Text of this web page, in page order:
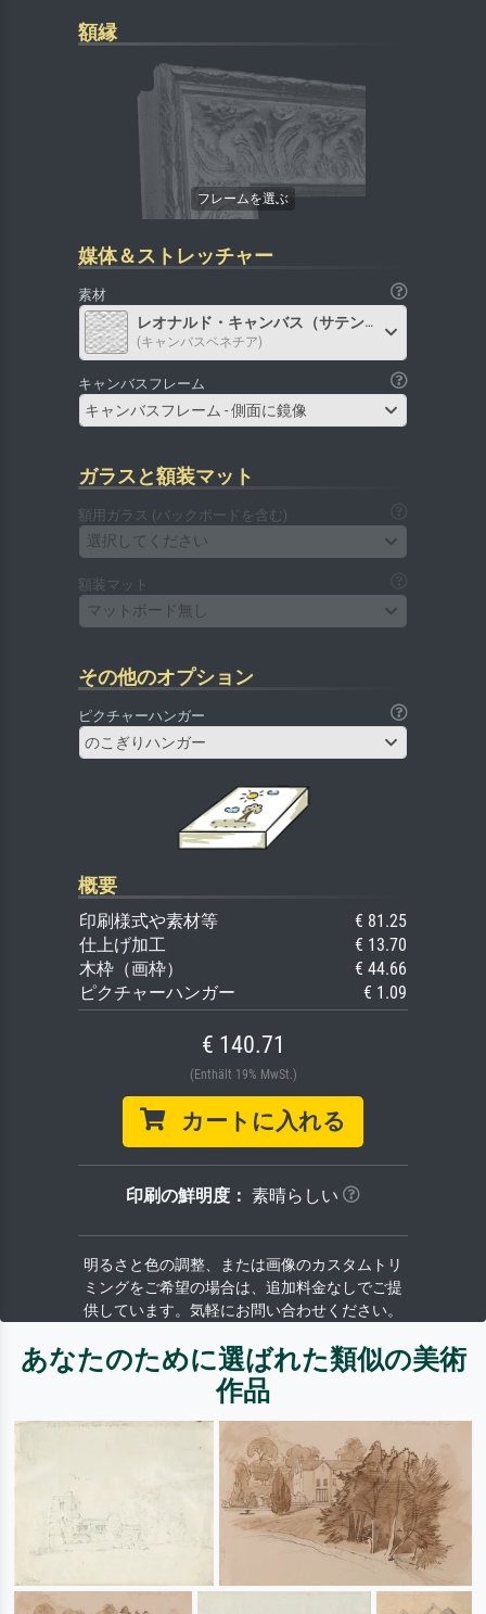
額縁
媒体＆ストレッチャー
素材
レオナルド・キャンバス（サテン）
(キャンバスベネチア)
キャンバスフレーム
キャンバスフレーム - 側面に鏡像
ガラスと額装マット
額用ガラス (バックボードを含む)
選択してください
額装マット
マットボード無し
その他のオプション
ピクチャーハンガー
のこぎりハンガー
概要
印刷様式や素材等
€ 81.25
仕上げ加工
€ 13.70
木枠（画枠）
€ 44.66
ピクチャーハンガー
€ 1.09
€ 140.71
(Enthält 19% MwSt.)
カートに入れる
印刷の鮮明度： 素晴らしい
明るさと色の調整、または画像のカスタムトリ
ミングをご希望の場合は、追加料金なしでご提
供しています。気軽にお問い合わせください。
あなたのために選ばれた類似の美術
作品